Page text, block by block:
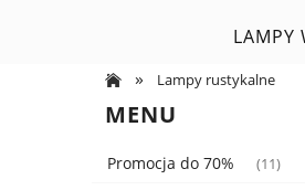
LAMPY
» Lampy rustykalne
MENU
Promocja do 70% (11)